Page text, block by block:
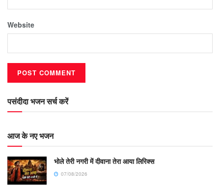
Website
पसंदीदा भजन सर्च करें
आज के नए भजन
भोले तेरी नगरी में दीवाना तेरा आया लिरिक्स
07/08/2026